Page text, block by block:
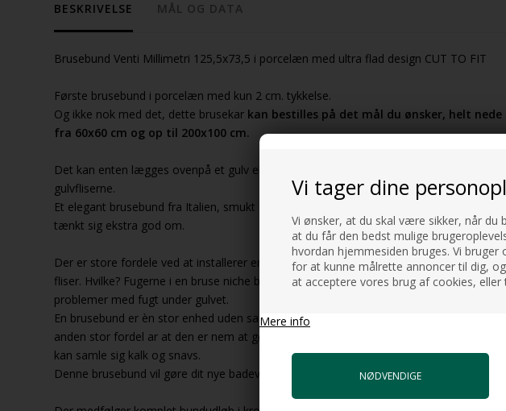
Vi tager dine
Vi ønsker, at du skal være sikker, når du
at du får den bedst mulige
hvordan hjemmesiden bruges. Vi
for at kunne målrette annoncer til dig,
at acceptere vores brug af cookies,
Mere info
BESKRIVELSE MÅL OG DATA
Brusebund Venti Millimetri 125,5x73,5 i porcelæn med ultra flad design CUT TO FIT
Første brusebund i porcelæn med kun 2 cm. tykkelse.
Og ikke nok med det, dette brusekar kan bestilles på det mål du ønsker, helt nede
fra 60x60 cm og op til 200x100 cm.
Det kan enten lægges ovenpå et gulv eller "flush" altså lige med overkanten på
gulvfliserne.
Et elegant brusebund fra Italien, smukt designet og i super god kvalitet hvor man har
tænkt sig ekstra god om.
Der er store fordele ved at installerer en brusebund i porcelæn i forhold til at benyttes
fliser. Hvilke? Fugerne i en bruse niche bliver efter nogle år utætte og giver derved
problemer med fugt under gulvet.
En brusebund er èn stor enhed uden samlinger/fuger, som dækker hele bruseområdet.
anden stor fordel ar at den er nem at gøre rent nettop fordi der ikke er nogen steder
kan samle sig kalk og snavs.
Denne brusebund vil gøre dit nye badeværelse til noget ganske særligt.